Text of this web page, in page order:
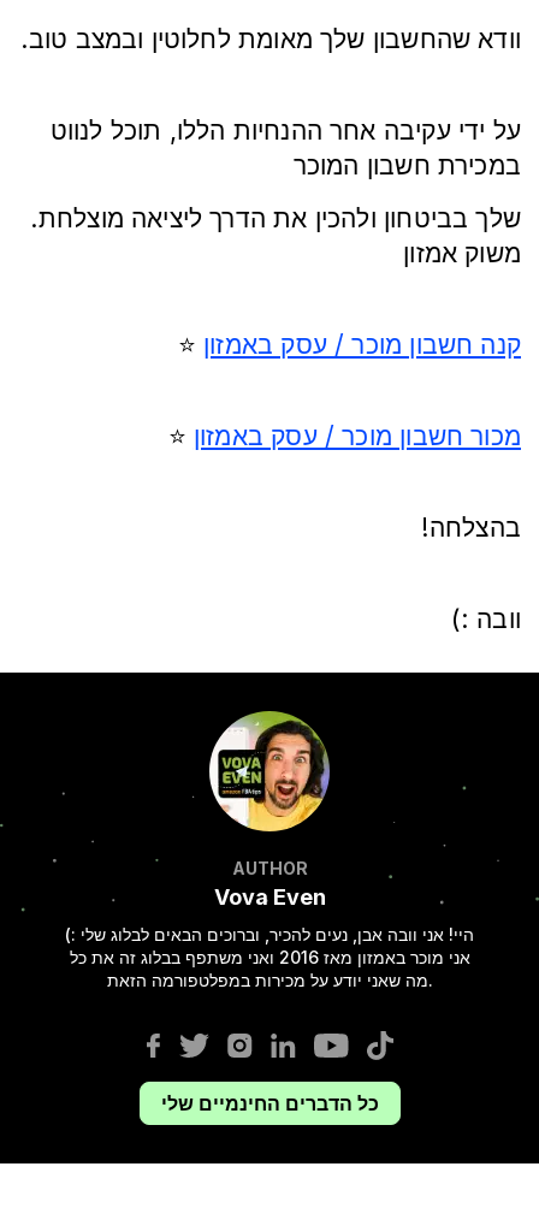
.וודא שהחשבון שלך מאומת לחלוטין ובמצב טוב
על ידי עקיבה אחר ההנחיות הללו, תוכל לנווט
במכירת חשבון המוכר
.שלך בביטחון ולהכין את הדרך ליציאה מוצלחת
משוק אמזון
⭐️ קנה חשבון מוכר / עסק באמזון
⭐️ מכור חשבון מוכר / עסק באמזון
!בהצלחה
(: וובה
AUTHOR
Vova Even
היי! אני וובה אבן, נעים להכיר, וברוכים הבאים לבלוג שלי :)
אני מוכר באמזון מאז 2016 ואני משתפף בבלוג זה את כל
מה שאני יודע על מכירות במפלטפורמה הזאת.
כל הדברים החינמיים שלי